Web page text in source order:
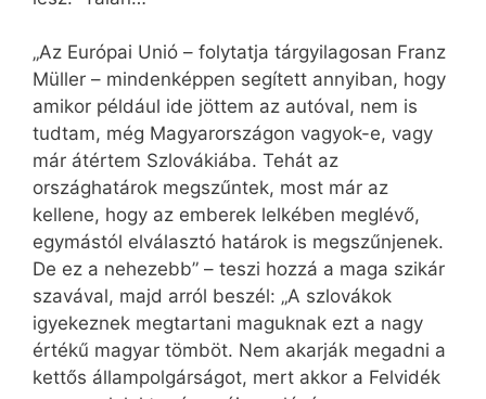
„Az Európai Unió – folytatja tárgyilagosan Franz
Müller – mindenképpen segített annyiban, hogy
amikor például ide jöttem az autóval, nem is
tudtam, még Magyarországon vagyok-e, vagy
már átértem Szlovákiába. Tehát az
országhatárok megszűntek, most már az
kellene, hogy az emberek lelkében meglévő,
egymástól elválasztó határok is megszűnjenek.
De ez a nehezebb” – teszi hozzá a maga szikár
szavával, majd arról beszél: „A szlovákok
igyekeznek megtartani maguknak ezt a nagy
értékű magyar tömböt. Nem akarják megadni a
kettős állampolgárságot, mert akkor a Felvidék